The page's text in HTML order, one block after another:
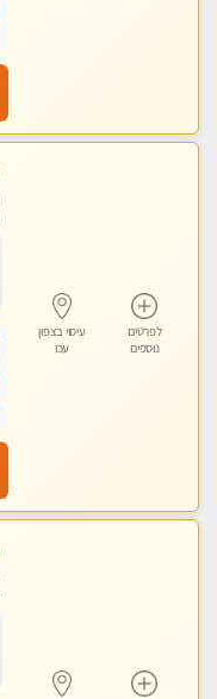
לפרטים
נוספים
עיסוי בצפון
עכו